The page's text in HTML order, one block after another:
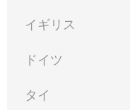
イギリス
ドイツ
タイ